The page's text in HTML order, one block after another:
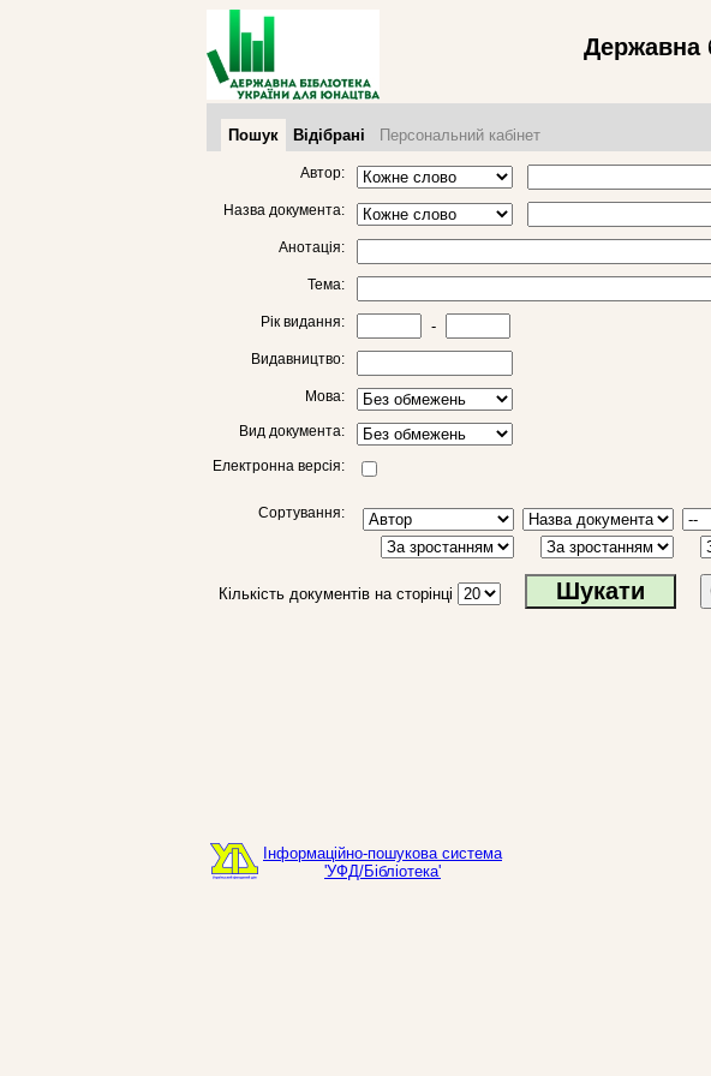
Державна
Пошук Відібрані Персональний кабінет
Автор:
Назва документа:
Анотація:
Тема:
Рік видання: -
Видавництво:
Мова:
Вид документа:
Електронна версія:
Сортування:
Кількість документів на сторінці
Інформаційно-пошукова система
'УФД/Бібліотека'